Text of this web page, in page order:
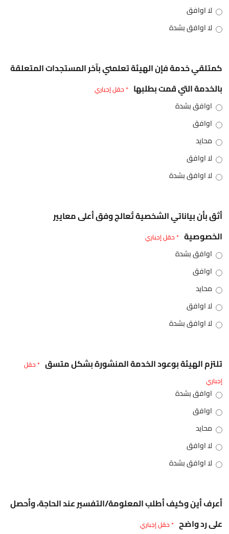
لا اوافق
لا اوافق بشدة
كمتلقي خدمة فإن الهيئة تعلمني بآخر المستجدات المتعلقة
بالخدمة التي قمت بطلبها * حقل إجباري
اوافق بشدة
اوافق
محايد
لا اوافق
لا اوافق بشدة
أثق بأن بياناتي الشخصية تُعالج وفق أعلى معايير
الخصوصية * حقل إجباري
اوافق بشدة
اوافق
محايد
لا اوافق
لا اوافق بشدة
تلتزم الهيئة بوعود الخدمة المنشورة بشكل متسق * حقل
إجباري
اوافق بشدة
اوافق
محايد
لا اوافق
لا اوافق بشدة
أعرف أين وكيف أطلب المعلومة/التفسير عند الحاجة، وأحصل
على رد واضح * حقل إجباري